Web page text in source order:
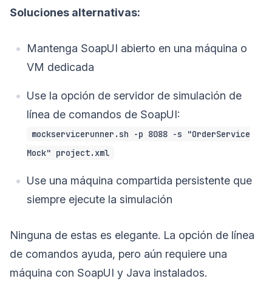
Soluciones alternativas:
Mantenga SoapUI abierto en una máquina o
VM dedicada
Use la opción de servidor de simulación de
línea de comandos de SoapUI:
mockservicerunner.sh -p 8088 -s "OrderService
Mock" project.xml
Use una máquina compartida persistente que
siempre ejecute la simulación
Ninguna de estas es elegante. La opción de línea
de comandos ayuda, pero aún requiere una
máquina con SoapUI y Java instalados.